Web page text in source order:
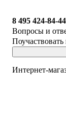
8 495 424-84-44
Вопросы и
Интернет-